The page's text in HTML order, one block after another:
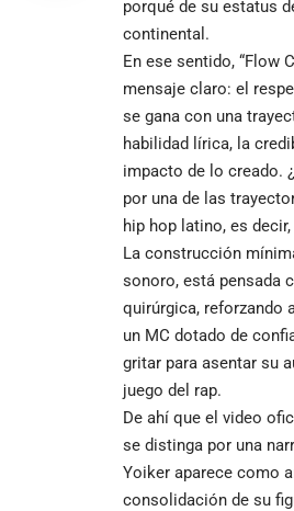
porqué de su estatus
continental.
En ese sentido, “Flow
mensaje claro: el
se gana con una
habilidad lírica, la
impacto de lo creado.
por una de las
hip hop latino, es
La construcción
sonoro, está pensada
quirúrgica, reforzando
un MC dotado de
gritar para asentar su
juego del rap.
De ahí que el video
se distinga por una
Yoiker aparece como
consolidación de su